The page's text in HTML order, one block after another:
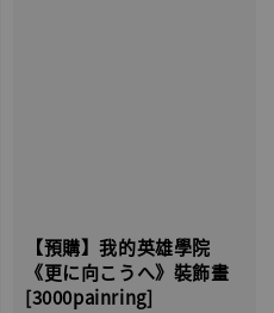
【預購】我的英雄學院
《更に向こうへ》裝飾畫
[3000painring]